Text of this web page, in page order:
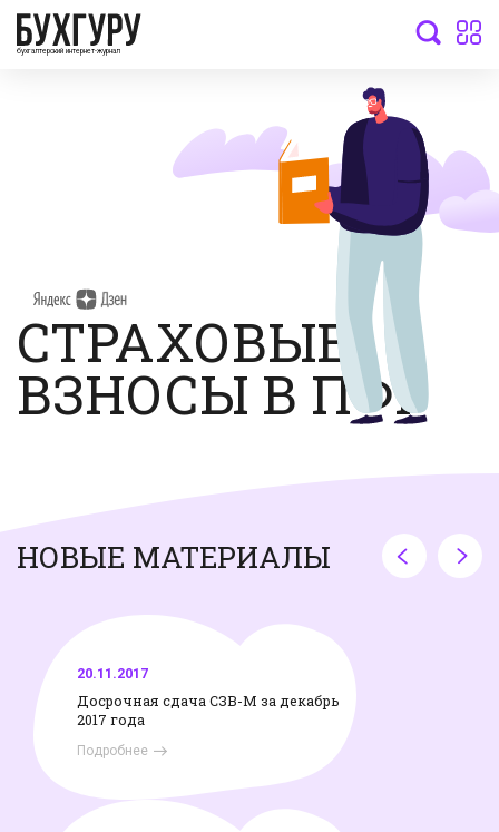
бухгалтерский интернет-журнал
СТРАХОВЫЕ
ВЗНОСЫ В ПФР
НОВЫЕ МАТЕРИАЛЫ
20.11.2017
Досрочная сдача СЗВ-М за декабрь
2017 года
Подробнее